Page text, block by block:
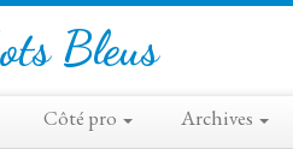
Bleus
Côté pro Archives